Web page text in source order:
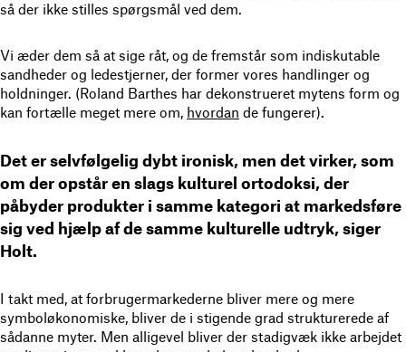
så der ikke stilles spørgsmål ved dem.
Vi æder dem så at sige råt, og de fremstår som indiskutable
sandheder og ledestjerner, der former vores handlinger og
holdninger. (Roland Barthes har dekonstrueret mytens form og
kan fortælle meget mere om, hvordan de fungerer).
Det er selvfølgelig dybt ironisk, men det virker, som
om der opstår en slags kulturel ortodoksi, der
påbyder produkter i samme kategori at markedsføre
sig ved hjælp af de samme kulturelle udtryk, siger
Holt.
I takt med, at forbrugermarkederne bliver mere og mere
symboløkonomiske, bliver de i stigende grad strukturerede af
sådanne myter. Men alligevel bliver der stadigvæk ikke arbejdet